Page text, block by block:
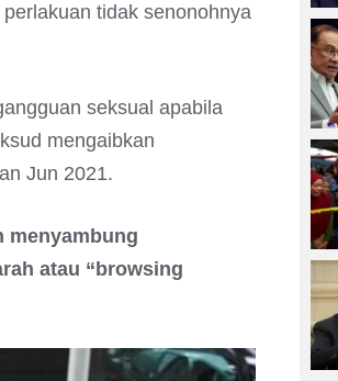
tidak senonohnya
seksual apabila
mengaibkan
Jun 2021.
menyambung
atau “browsing